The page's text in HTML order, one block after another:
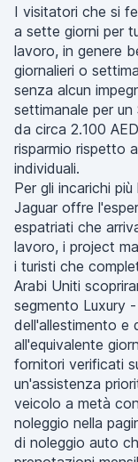
I visitatori che si
a sette giorni per
lavoro, in genere
giornalieri o
senza alcun
settimanale per
da circa 2.100
risparmio rispetto
individuali.
Per gli incarichi
Jaguar offre
espatriati che
lavoro, i project
i turisti che
Arabi Uniti
segmento Luxury
dell'allestimento e
all'equivalente
fornitori verificati
un'assistenza
veicolo a metà
noleggio nella
di noleggio auto